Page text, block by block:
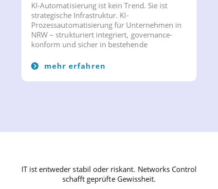
KI-Automatisierung ist kein Trend. Sie ist
strategische Infrastruktur. KI-
Prozessautomatisierung für Unternehmen in
NRW – strukturiert integriert, governance-
konform und sicher in bestehende
mehr erfahren
IT ist entweder stabil oder riskant. Networks Control
schafft geprüfte Gewissheit.